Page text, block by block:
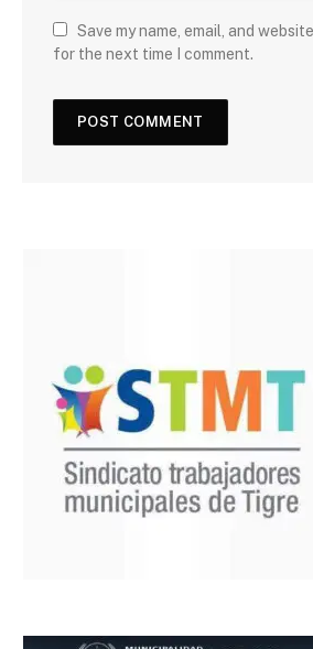
Save my name, email, and
for the next time I comment.